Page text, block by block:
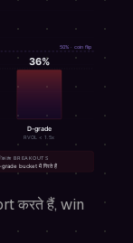
करते हैं, win